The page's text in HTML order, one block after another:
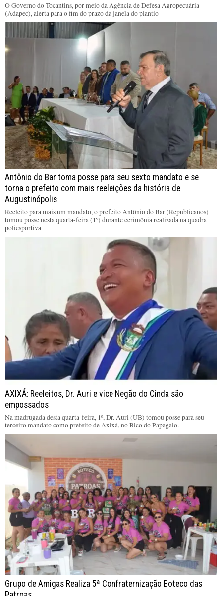
O Governo do Tocantins, por meio da Agência de Defesa Agropecuária
(Adapec), alerta para o fim do prazo da janela do plantio
Antônio do Bar toma posse para seu sexto mandato e se
torna o prefeito com mais reeleições da história de
Augustinópolis
Reeleito para mais um mandato, o prefeito Antônio do Bar (Republicanos)
tomou posse nesta quarta-feira (1º) durante cerimônia realizada na quadra
poliesportiva
AXIXÁ: Reeleitos, Dr. Auri e vice Negão do Cinda são
empossados
Na madrugada desta quarta-feira, 1º, Dr. Auri (UB) tomou posse para seu
terceiro mandato como prefeito de Axixá, no Bico do Papagaio.
Grupo de Amigas Realiza 5ª Confraternização Boteco das